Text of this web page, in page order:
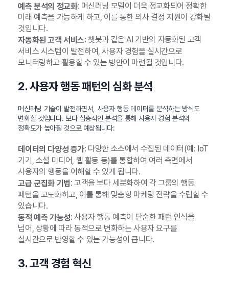
예측 분석의 정교화: 머신러닝 모델이 더욱 정교화되어 정확한
미래 예측을 가능하게 하고, 이를 통한 의사 결정 지원이 강화될
것입니다.
자동화된 고객 서비스: 챗봇과 같은 AI 기반의 자동화된 고객
서비스 시스템이 발전하여, 사용자 경험을 실시간으로
모니터링하고 활용할 수 있는 방안이 마련될 것입니다.
2. 사용자 행동 패턴의 심화 분석
머신러닝 기술이 발전하면서, 사용자 행동 데이터를 분석하는 방식도
변화할 것입니다. 보다 심층적인 분석을 통해 사용자 경험 분석의
정확도가 높아질 것으로 예상됩니다:
데이터의 다양성 증가: 다양한 소스에서 수집된 데이터(예: IoT
기기, 소셜 미디어, 웹 활동 등)를 통합하여 여러 측면에서
사용자의 행동을 이해할 수 있게 됩니다.
고급 군집화 기법: 고객을 보다 세분화하여 각 그룹의 행동
패턴을 고도화하고, 이를 통해 맞춤형 마케팅 전략을 수립할 수
있습니다.
동적 예측 가능성: 사용자 행동 예측이 단순한 패턴 인식을
넘어, 상황에 따라 동적으로 변화하는 사용자 요구를
실시간으로 반영할 수 있는 가능성이 큽니다.
3. 고객 경험 혁신